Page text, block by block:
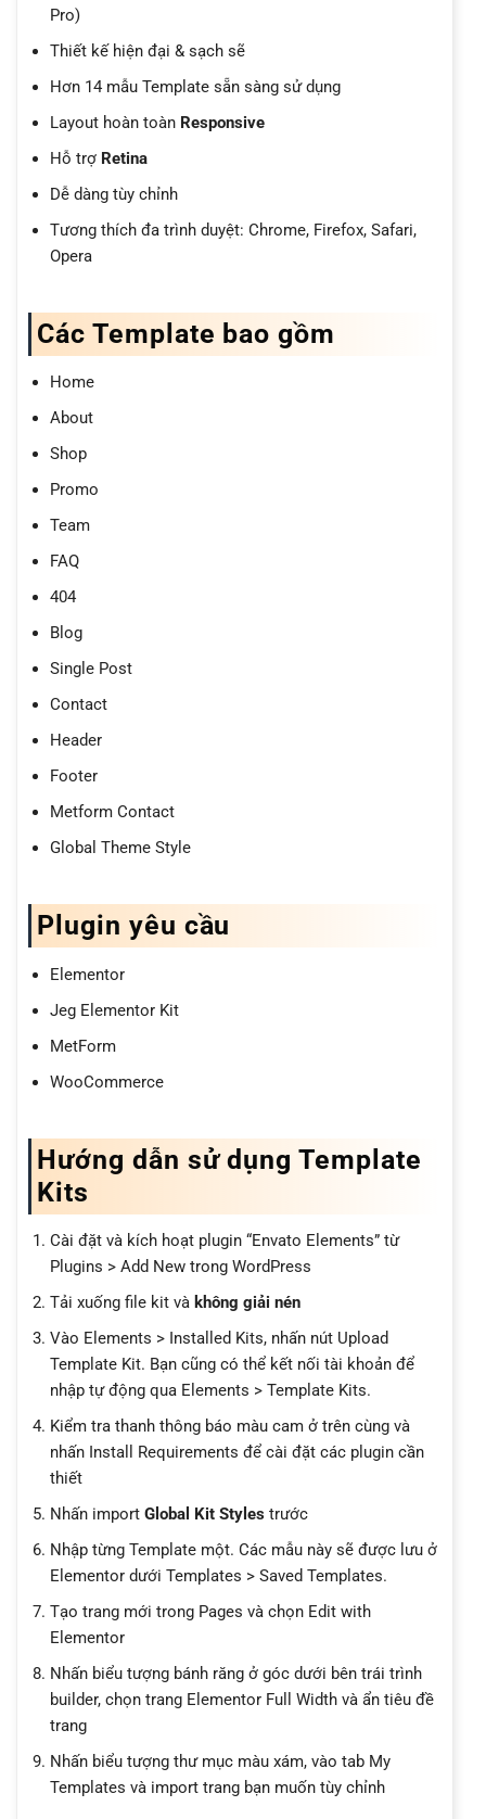
Pro)
Thiết kế hiện đại & sạch sẽ
Hơn 14 mẫu Template sẵn sàng sử dụng
Layout hoàn toàn Responsive
Hỗ trợ Retina
Dễ dàng tùy chỉnh
Tương thích đa trình duyệt: Chrome, Firefox, Safari,
Opera
Các Template bao gồm
Home
About
Shop
Promo
Team
FAQ
404
Blog
Single Post
Contact
Header
Footer
Metform Contact
Global Theme Style
Plugin yêu cầu
Elementor
Jeg Elementor Kit
MetForm
WooCommerce
Hướng dẫn sử dụng Template
Kits
Cài đặt và kích hoạt plugin “Envato Elements” từ
Plugins > Add New trong WordPress
Tải xuống file kit và không giải nén
Vào Elements > Installed Kits, nhấn nút Upload
Template Kit. Bạn cũng có thể kết nối tài khoản để
nhập tự động qua Elements > Template Kits.
Kiểm tra thanh thông báo màu cam ở trên cùng và
nhấn Install Requirements để cài đặt các plugin cần
thiết
Nhấn import Global Kit Stylestrước
Nhập từng Template một. Các mẫu này sẽ được lưu ở
Elementor dưới Templates > Saved Templates.
Tạo trang mới trong Pages và chọn Edit with
Elementor
Nhấn biểu tượng bánh răng ở góc dưới bên trái trình
builder, chọn trang Elementor Full Width và ẩn tiêu đề
trang
Nhấn biểu tượng thư mục màu xám, vào tab My
Templates và import trang bạn muốn tùy chỉnh